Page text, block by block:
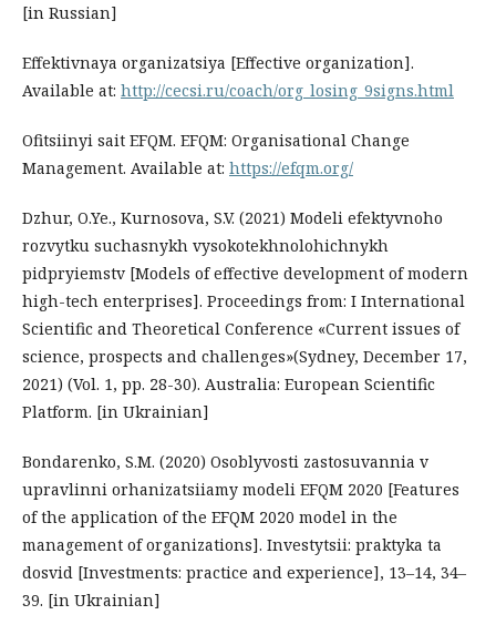
[in Russian]
Effektivnaya organizatsiya [Effective organization].
Available at: http://cecsi.ru/coach/org_losing_9signs.html
Ofitsiinyi sait EFQM. EFQM: Organisational Change
Management. Available at: https://efqm.org/
Dzhur, O.Ye., Kurnosova, S.V. (2021) Modeli efektyvnoho
rozvytku suchasnykh vysokotekhnolohichnykh
pidpryiemstv [Models of effective development of modern
high-tech enterprises]. Proceedings from: I International
Scientific and Theoretical Conference «Current issues of
science, prospects and challenges»(Sydney, December 17,
2021) (Vol. 1, pp. 28-30). Australia: European Scientific
Platform. [in Ukrainian]
Bondarenko, S.M. (2020) Osoblyvosti zastosuvannia v
upravlinni orhanizatsiiamy modeli EFQM 2020 [Features
of the application of the EFQM 2020 model in the
management of organizations]. Investytsii: praktyka ta
dosvid [Investments: practice and experience], 13–14, 34–
39. [in Ukrainian]